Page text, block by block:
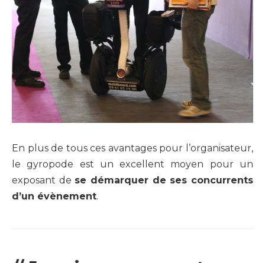
En plus de tous ces avantages pour l’organisateur,
le gyropode est un excellent moyen pour un
exposant de se démarquer de ses concurrents
d’un évènement.